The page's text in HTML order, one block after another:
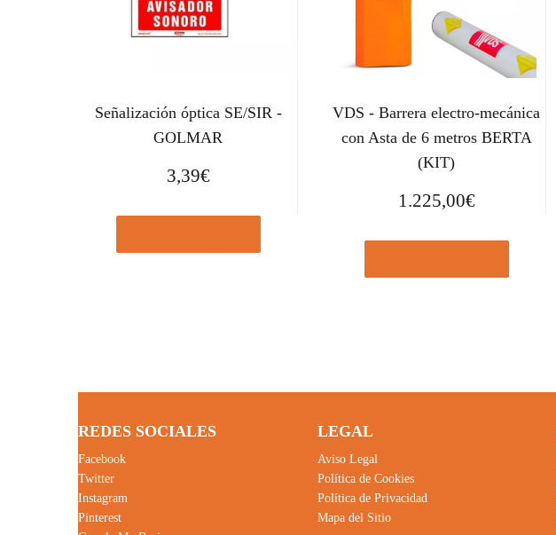
Señalización óptica SE/SIR -
GOLMAR
3,39€
VDS - Barrera electro-mecánica
con Asta de 6 metros BERTA
(KIT)
1.225,00€
REDES SOCIALES
Facebook
Twitter
Instagram
Pinterest
LEGAL
Aviso Legal
Política de Cookies
Política de Privacidad
Mapa del Sitio